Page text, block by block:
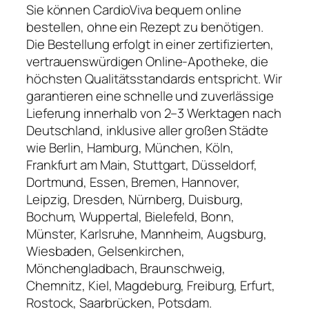
Sie können CardioViva bequem online
bestellen, ohne ein Rezept zu benötigen.
Die Bestellung erfolgt in einer zertifizierten,
vertrauenswürdigen Online-Apotheke, die
höchsten Qualitätsstandards entspricht. Wir
garantieren eine schnelle und zuverlässige
Lieferung innerhalb von 2–3 Werktagen nach
Deutschland, inklusive aller großen Städte
wie Berlin, Hamburg, München, Köln,
Frankfurt am Main, Stuttgart, Düsseldorf,
Dortmund, Essen, Bremen, Hannover,
Leipzig, Dresden, Nürnberg, Duisburg,
Bochum, Wuppertal, Bielefeld, Bonn,
Münster, Karlsruhe, Mannheim, Augsburg,
Wiesbaden, Gelsenkirchen,
Mönchengladbach, Braunschweig,
Chemnitz, Kiel, Magdeburg, Freiburg, Erfurt,
Rostock, Saarbrücken, Potsdam.